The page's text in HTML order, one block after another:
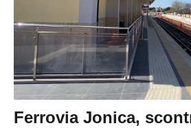
Ferrovia Jonica,